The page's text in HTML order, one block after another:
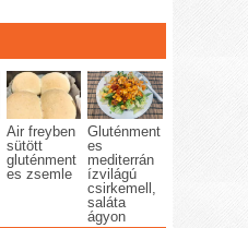
Air freyben
sütött
gluténment
es zsemle
Gluténment
es
mediterrán
ízvilágú
csirkemell,
saláta
ágyon